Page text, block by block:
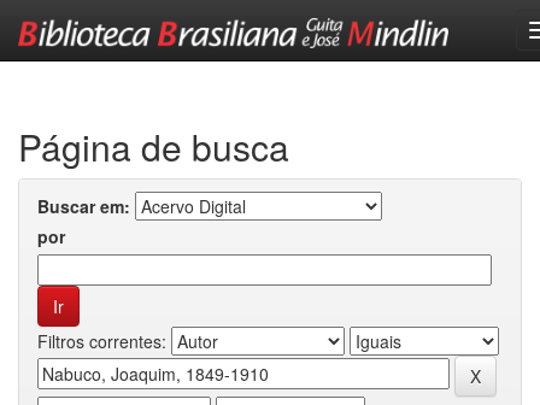
Página de busca
Buscar em:
por
Filtros correntes: